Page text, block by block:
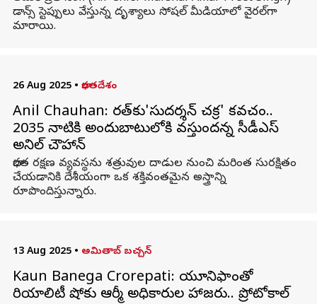
డాన్స్‌ స్టెప్పులు వేస్తున్న దృశ్యాలు సోషల్‌ మీడియాలో వైరల్‌గా
మారాయి.
26 Aug 2025 • భారతదేశం
Anil Chauhan: భారత్‌కు'సుదర్శన్ చక్ర' కవచం..
2035 నాటికి అందుబాటులోకి వస్తుందన్న సీడీఎస్
అనిల్ చౌహాన్
భారత రక్షణ వ్యవస్థను శత్రువుల దాడుల నుంచి మరింత సురక్షితం
చేయడానికి దేశీయంగా ఒక శక్తివంతమైన అస్త్రాన్ని
రూపొందిస్తున్నారు.
13 Aug 2025 • అమితాబ్ బచ్చన్
Kaun Banega Crorepati: యూనిఫాంతో
రియాలిటీ షోకు ఆర్మీ అధికారుల హాజరు.. ప్రోటోకాల్